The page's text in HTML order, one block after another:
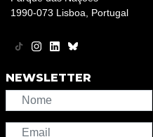
1990-073 Lisboa, Portugal
NEWSLETTER